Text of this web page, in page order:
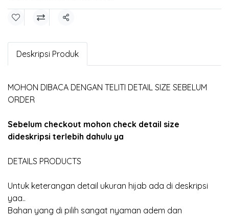
Share
Deskripsi Produk
MOHON DIBACA DENGAN TELITI DETAIL SIZE SEBELUM
ORDER
Sebelum checkout mohon check detail size
dideskripsi terlebih dahulu ya
DETAILS PRODUCTS
Untuk keterangan detail ukuran hijab ada di deskripsi
yaa..
Bahan yang di pilih sangat nyaman adem dan